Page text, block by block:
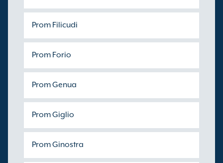
Prom Filicudi
Prom Forio
Prom Genua
Prom Giglio
Prom Ginostra